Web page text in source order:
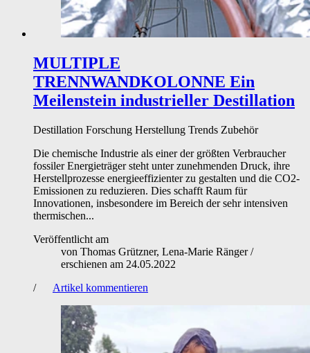
MULTIPLE
TRENNWANDKOLONNE Ein
Meilenstein industrieller Destillation
Destillation Forschung Herstellung Trends Zubehör
Die chemische Industrie als einer der größten Verbraucher
fossiler Energieträger steht unter zunehmenden Druck, ihre
Herstellprozesse energieeffizienter zu gestalten und die CO2-
Emissionen zu reduzieren. Dies schafft Raum für
Innovationen, insbesondere im Bereich der sehr intensiven
thermischen...
Veröffentlicht am
von Thomas Grützner, Lena-Marie Ränger/
erschienen am 24.05.2022
/
Artikel kommentieren